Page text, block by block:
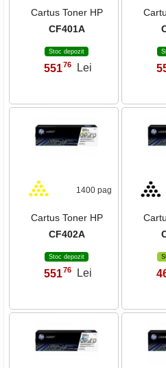
Cartus Toner HP
CF401A
Stoc depozit
55176 Lei
1400 pag
Cartus Toner HP
CF402A
Stoc depozit
55176 Lei